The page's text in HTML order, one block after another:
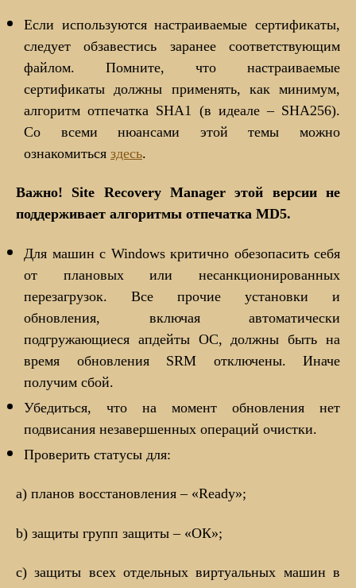
Если используются настраиваемые сертификаты,
следует обзавестись заранее соответствующим
файлом. Помните, что настраиваемые
сертификаты должны применять, как минимум,
алгоритм отпечатка SHA1 (в идеале – SHA256).
Со всеми нюансами этой темы можно
ознакомиться здесь.
Важно! Site Recovery Manager этой версии не
поддерживает алгоритмы отпечатка MD5.
Для машин с Windows критично обезопасить себя
от плановых или несанкционированных
перезагрузок. Все прочие установки и
обновления, включая автоматически
подгружающиеся апдейты ОС, должны быть на
время обновления SRM отключены. Иначе
получим сбой.
Убедиться, что на момент обновления нет
подвисания незавершенных операций очистки.
Проверить статусы для:
a) планов восстановления – «Ready»;
b) защиты групп защиты – «ОК»;
c) защиты всех отдельных виртуальных машин в